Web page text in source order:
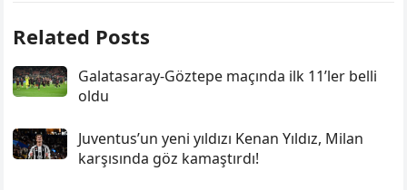
Related Posts
Galatasaray-Göztepe maçında ilk 11’ler belli
oldu
Juventus’un yeni yıldızı Kenan Yıldız, Milan
karşısında göz kamaştırdı!